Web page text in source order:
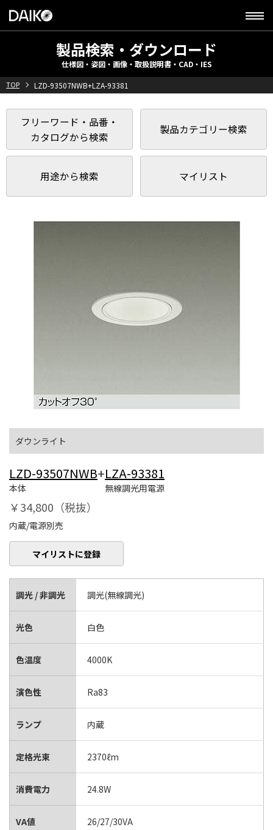
製品検索・ダウンロード
仕様図・姿図・画像・取扱説明書・CAD・IES
TOP LZD-93507NWB+LZA-93381
フリーワード・品番・
カタログから検索
製品カテゴリー検索
用途から検索 マイリスト
ダウンライト
LZD-93507NWB+
本体
LZA-93381
無線調光用電源
￥34,800（税抜）
内蔵/電源別売
マイリストに登録
調光 / 非調光 調光(無線調光)
光色 白色
色温度 4000K
演色性 Ra83
ランプ 内蔵
定格光束 2370ℓm
消費電力 24.8W
VA値 26/27/30VA